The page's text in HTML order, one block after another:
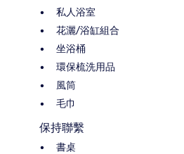
私人浴室
花灑/浴缸組合
坐浴桶
環保梳洗用品
風筒
毛巾
保持聯繫
書桌